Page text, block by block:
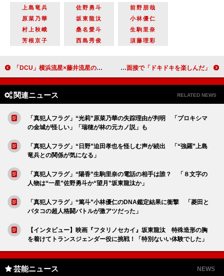
上島竜兵 佐野勇斗
前野朋哉
原菜乃華
坂東龍汰
小林優仁
村上秋峨
桑名愛斗
生駒里奈
芳根京子
西島秀俊 須藤理彩
「DCU」横浜流星×藤井流星のＷ流星の共演が話題に 「“顔面国宝”が並んでいて本当に美しかった」 高畑充希「今年チャレンジしてみたいものはゴルフ」 杏、フランス語検定の面接で「ドキドキを楽しんだ」
関連ニュース RELATED NEWS
「真犯人フラグ」“光莉”原菜乃華の失踪理由が判明 「プロキシマ
の金城が怪しい」「瑞穂が林の元カノ説」も
「真犯人フラグ」“日野”迫田孝也を怪しむ声が続出 「“強羅”上島
竜兵との関係が気になる」
「真犯人フラグ」“陽香”生駒里奈の電話の相手は誰？ 「８文字の
人物は“一星”佐野勇斗か“望月”坂東龍汰か」
「真犯人フラグ」“篤斗”小林優仁のDNA鑑定結果に衝撃 「菱田と
バタコの超人格闘バトルが激アツだった」
【インタビュー】映画『フタリノセカイ』坂東龍汰 特殊造形の胸
を着けてトランスジェンダー役に挑戦！「特別ないい体験でした」
芸能ニュース NEWS